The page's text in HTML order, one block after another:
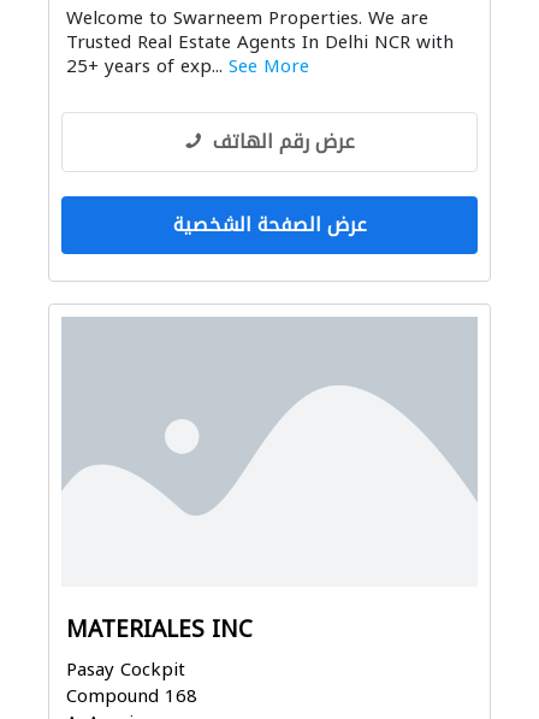
Welcome to Swarneem Properties. We are
Trusted Real Estate Agents In Delhi NCR with
25+ years of exp... See More
عرض رقم الهاتف
عرض الصفحة الشخصية
MATERIALES INC
Pasay Cockpit
Compound 168